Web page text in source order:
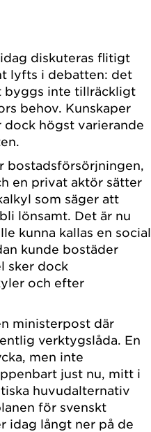
diskuteras flitigt
lyfts i debatten: det
byggs inte tillräckligt
behov. Kunskaper
högst varierande
bostadsförsörjningen,
en privat aktör sätter
som säger att
lönsamt. Det är nu
kunna kallas en social
kunde bostäder
sker dock
och efter
ministerpost där
verktygslåda. En
men inte
just nu, mitt i
huvudalternativ
för svenskt
idag långt ner på de